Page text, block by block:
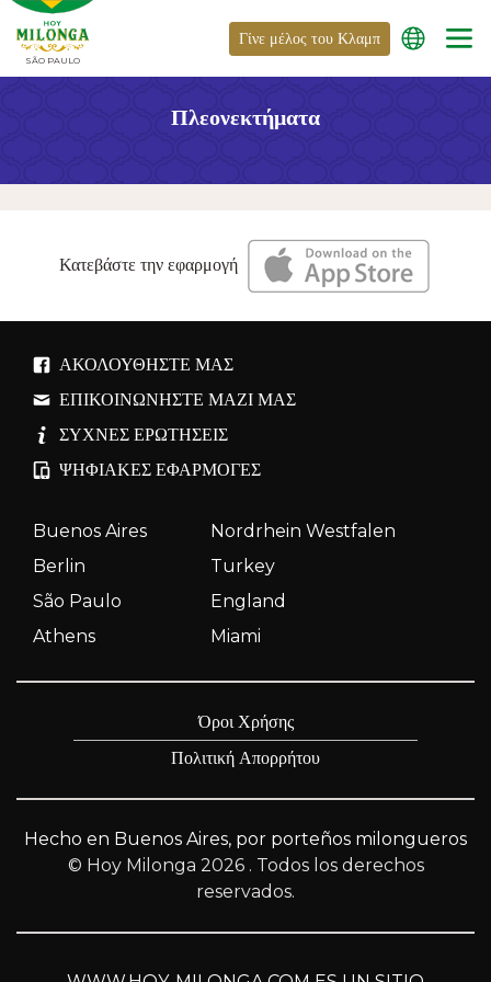
SÃO PAULO
Γίνε μέλος του Κλαμπ
Πλεονεκτήματα
Κατεβάστε την εφαρμογή
ΑΚΟΛΟΥΘΉΣΤΕ ΜΑΣ
ΕΠΙΚΟΙΝΩΝΉΣΤΕ ΜΑΖΊ ΜΑΣ
ΣΥΧΝΈΣ ΕΡΩΤΉΣΕΙΣ
ΨΗΦΙΑΚΈΣ ΕΦΑΡΜΟΓΈΣ
Buenos Aires
Nordrhein Westfalen
Berlin
Turkey
São Paulo
England
Athens
Miami
Όροι Χρήσης
Πολιτική Απορρήτου
Hecho en Buenos Aires, por porteños milongueros
© Hoy Milonga 2026 . Todos los derechos
reservados.